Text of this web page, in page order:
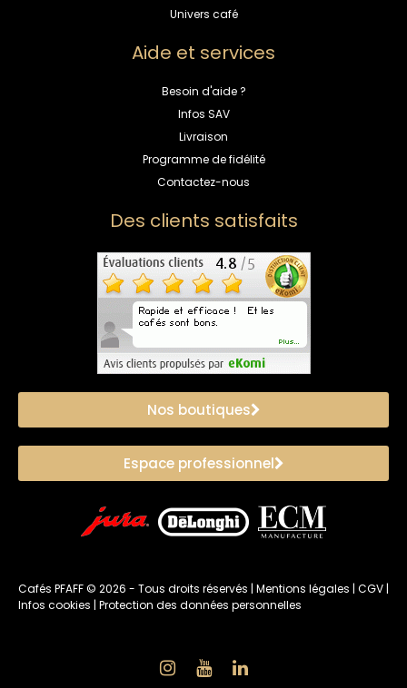
Univers café
Aide et services
Besoin d'aide ?
Infos SAV
Livraison
Programme de fidélité
Contactez-nous
Des clients satisfaits
Nos boutiques
Espace professionnel
Cafés PFAFF © 2026 - Tous droits réservés | Mentions légales | CGV |
Infos cookies | Protection des données personnelles